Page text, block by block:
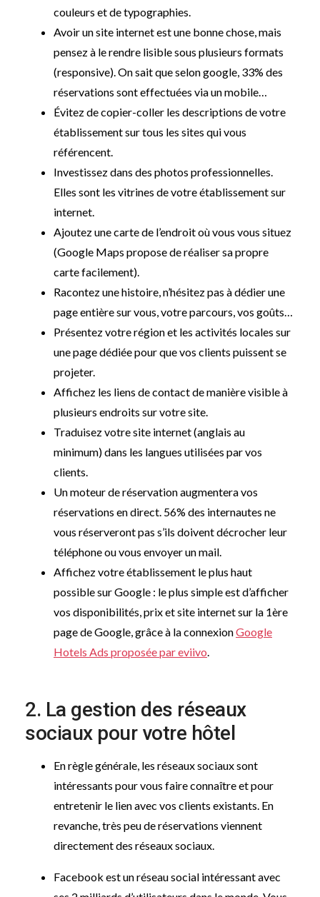
couleurs et de typographies.
Avoir un site internet est une bonne chose, mais
pensez à le rendre lisible sous plusieurs formats
(responsive). On sait que selon google, 33% des
réservations sont effectuées via un mobile…
Évitez de copier-coller les descriptions de votre
établissement sur tous les sites qui vous
référencent.
Investissez dans des photos professionnelles.
Elles sont les vitrines de votre établissement sur
internet.
Ajoutez une carte de l’endroit où vous vous situez
(Google Maps propose de réaliser sa propre
carte facilement).
Racontez une histoire, n’hésitez pas à dédier une
page entière sur vous, votre parcours, vos goûts…
Présentez votre région et les activités locales sur
une page dédiée pour que vos clients puissent se
projeter.
Affichez les liens de contact de manière visible à
plusieurs endroits sur votre site.
Traduisez votre site internet (anglais au
minimum) dans les langues utilisées par vos
clients.
Un moteur de réservation augmentera vos
réservations en direct. 56% des internautes ne
vous réserveront pas s’ils doivent décrocher leur
téléphone ou vous envoyer un mail.
Affichez votre établissement le plus haut
possible sur Google : le plus simple est d’afficher
vos disponibilités, prix et site internet sur la 1ère
page de Google, grâce à la connexionGoogle
Hotels Ads proposée par eviivo.
2. La gestion des réseaux
sociaux pour votre hôtel
En règle générale, les réseaux sociaux sont
intéressants pour vous faire connaître et pour
entretenir le lien avec vos clients existants. En
revanche, très peu de réservations viennent
directement des réseaux sociaux.
Facebook est un réseau social intéressant avec